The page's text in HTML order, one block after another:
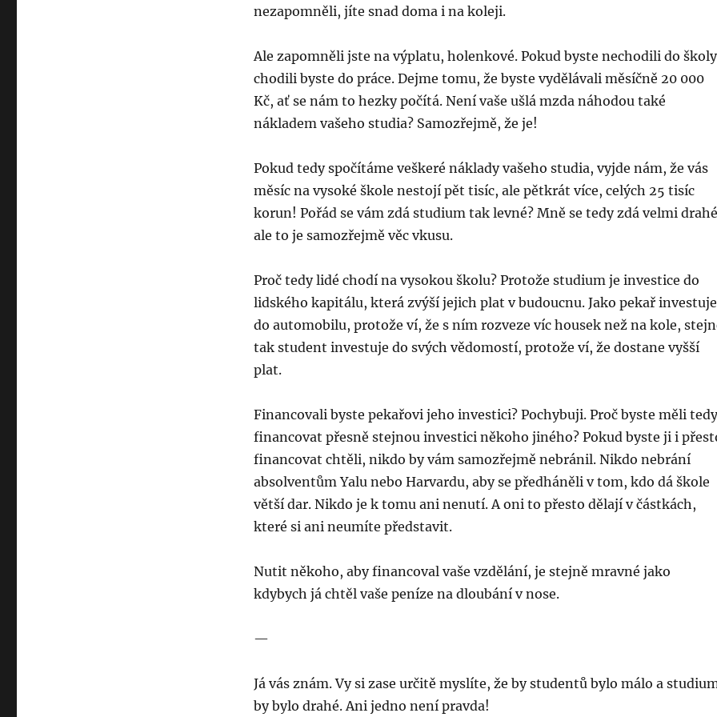
nezapomněli, jíte snad doma i na koleji.
Ale zapomněli jste na výplatu, holenkové. Pokud byste nechodili do
chodili byste do práce. Dejme tomu, že byste vydělávali měsíčně 20 000
Kč, ať se nám to hezky počítá. Není vaše ušlá mzda náhodou také
nákladem vašeho studia? Samozřejmě, že je!
Pokud tedy spočítáme veškeré náklady vašeho studia, vyjde nám, že vás
měsíc na vysoké škole nestojí pět tisíc, ale pětkrát více, celých 25 tisíc
korun! Pořád se vám zdá studium tak levné? Mně se tedy zdá velmi
ale to je samozřejmě věc vkusu.
Proč tedy lidé chodí na vysokou školu? Protože studium je investice do
lidského kapitálu, která zvýší jejich plat v budoucnu. Jako pekař investuje
do automobilu, protože ví, že s ním rozveze víc housek než na kole,
tak student investuje do svých vědomostí, protože ví, že dostane vyšší
plat.
Financovali byste pekařovi jeho investici? Pochybuji. Proč byste měli tedy
financovat přesně stejnou investici někoho jiného? Pokud byste ji i
financovat chtěli, nikdo by vám samozřejmě nebránil. Nikdo nebrání
absolventům Yalu nebo Harvardu, aby se předháněli v tom, kdo dá škole
větší dar. Nikdo je k tomu ani nenutí. A oni to přesto dělají v částkách,
které si ani neumíte představit.
Nutit někoho, aby financoval vaše vzdělání, je stejně mravné jako
kdybych já chtěl vaše peníze na dloubání v nose.
—
Já vás znám. Vy si zase určitě myslíte, že by studentů bylo málo a
by bylo drahé. Ani jedno není pravda!